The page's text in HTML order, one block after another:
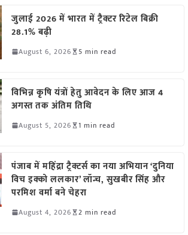
जुलाई 2026 में भारत में ट्रैक्टर रिटेल बिक्री
28.1% बढ़ी
August 6, 2026 5 min read
विभिन्न कृषि यंत्रों हेतु आवेदन के लिए आज 4
अगस्त तक अंतिम तिथि
August 5, 2026 1 min read
पंजाब में महिंद्रा ट्रैक्टर्स का नया अभियान ‘दुनिया
विच इक्को ललकार’ लॉन्च, सुखबीर सिंह और
परमिश वर्मा बने चेहरा
August 4, 2026 2 min read